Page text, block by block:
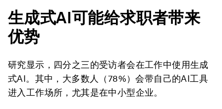
生成式AI可能给求职者带来
优势
研究显示，四分之三的受访者会在工作中使用生成
式AI。其中，大多数人（78%）会带自己的AI工具
进入工作场所，尤其是在中小型企业。